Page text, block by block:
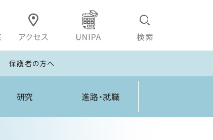
保護者の方へ
研究 進路・就職